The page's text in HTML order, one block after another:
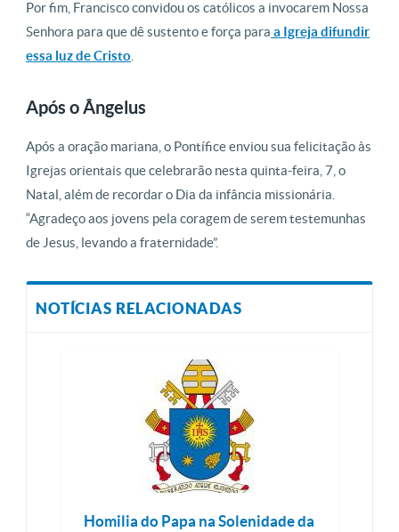
Por fim, Francisco convidou os católicos a invocarem Nossa
Senhora para que dê sustento e força para a Igreja difundir
essa luz de Cristo
Após o Ângelus
Após a oração mariana, o Pontífice enviou sua felicitação às
Igrejas orientais que celebrarão nesta quinta-feira, 7, o
Natal, além de recordar o Dia da infância missionária.
“Agradeço aos jovens pela coragem de serem testemunhas
de Jesus, levando a fraternidade”.
NOTÍCIAS RELACIONADAS
Homilia do Papa na Solenidade da